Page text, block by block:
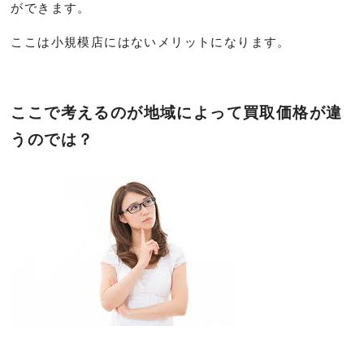
ができます。
ここは小規模店にはないメリットになります。
ここで考えるのが地域によって買取価格が違
うのでは？